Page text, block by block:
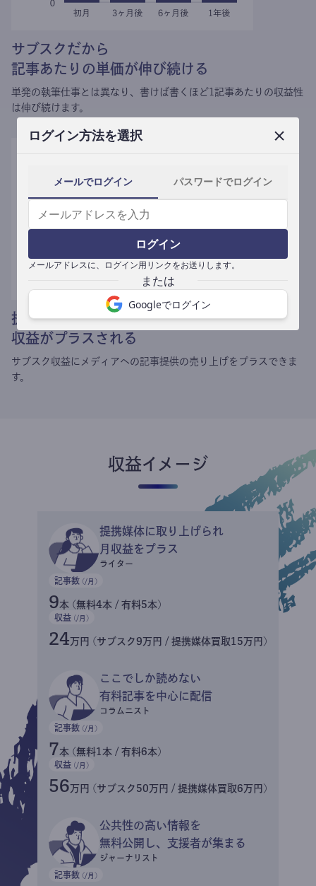
ログイン方法を選択
メールでログイン パスワードでログイン
ログイン
メールアドレスに、ログイン用リンクをお送りします。
Googleでログイン
サブスクだから
記事あたりの単価が伸び続ける
単発の執筆仕事とは異なり、 書けば書くほど1記事あたりの収益性
は伸び続けます。
提携媒体による記事買い取りで
収益がプラスされる
サブスク収益にメディアへの記事提供の売り上げをプラスできま
す。
収益イメージ
提携媒体に取り上げられ
月収益をプラス
ライター
記事数 (/月)
9本 (無料4本 / 有料5本)
収益 (/月)
24万円 (サブスク9万円 / 提携媒体買取15万円)
ここでしか読めない
有料記事を中心に配信
コラムニスト
記事数 (/月)
7本 (無料1本 / 有料6本)
収益 (/月)
56万円 (サブスク50万円 / 提携媒体買取6万円)
公共性の高い情報を
無料公開し、支援者が集まる
ジャーナリスト
記事数 (/月)